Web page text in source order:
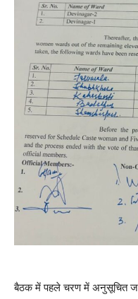
बैठक में पहले चरण में अनुसूचित